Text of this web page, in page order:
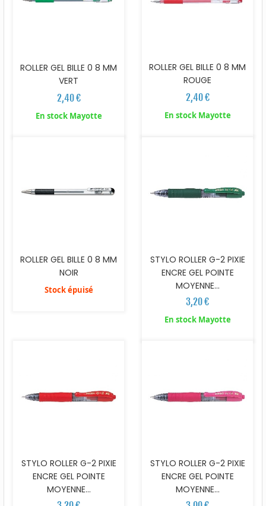
ROLLER GEL BILLE 0 8 MM
VERT
2,40 €
En stock Mayotte
ROLLER GEL BILLE 0 8 MM
ROUGE
2,40 €
En stock Mayotte
ROLLER GEL BILLE 0 8 MM
NOIR
Stock épuisé
STYLO ROLLER G-2 PIXIE
ENCRE GEL POINTE
MOYENNE...
3,20 €
En stock Mayotte
STYLO ROLLER G-2 PIXIE
ENCRE GEL POINTE
MOYENNE...
STYLO ROLLER G-2 PIXIE
ENCRE GEL POINTE
MOYENNE...